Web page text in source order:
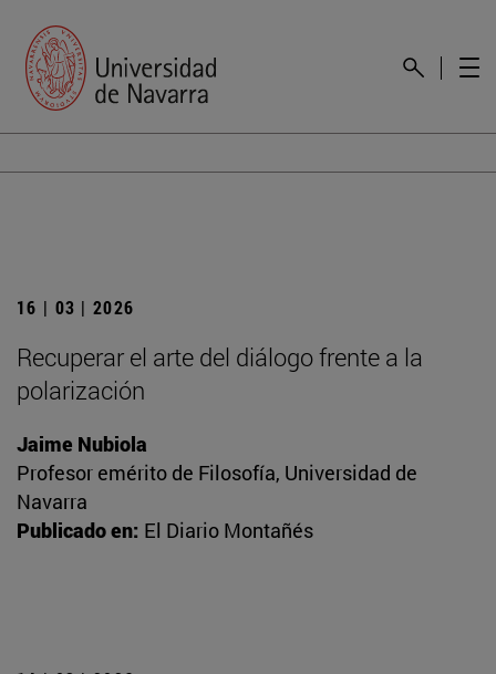
16 | 03 | 2026
Recuperar el arte del diálogo frente a la
polarización
Jaime Nubiola
Profesor emérito de Filosofía, Universidad de
Navarra
Publicado en: El Diario Montañés